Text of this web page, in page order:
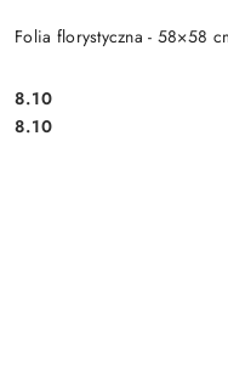
Folia florystyczna - 58×58
Cena:
8.10
Cena:
8.10